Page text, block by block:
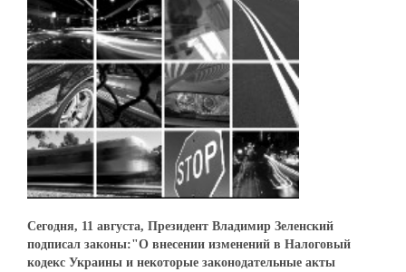
Сегодня, 11 августа, Президент Владимир Зеленский
подписал законы:"О внесении изменений в Налоговый
кодекс Украины и некоторые законодательные акты